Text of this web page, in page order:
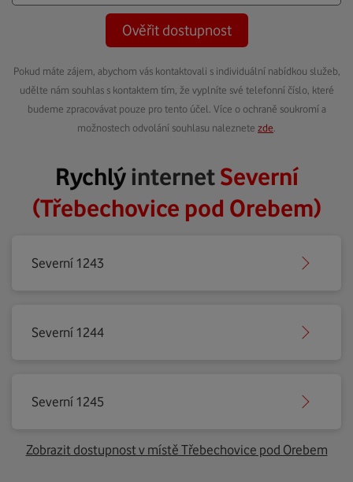
Ověřit dostupnost
Pokud máte zájem, abychom vás kontaktovali s individuální nabídkou služeb,
udělte nám souhlas s kontaktem tím, že vyplníte své telefonní číslo, které
budeme zpracovávat pouze pro tento účel. Více o ochraně soukromí a
možnostech odvolání souhlasu naleznete zde
RychlýinternetSeverní
(Třebechovice pod Orebem)
Severní 1243
Severní 1244
Severní 1245
Zobrazit dostupnost v místě Třebechovice pod Orebem